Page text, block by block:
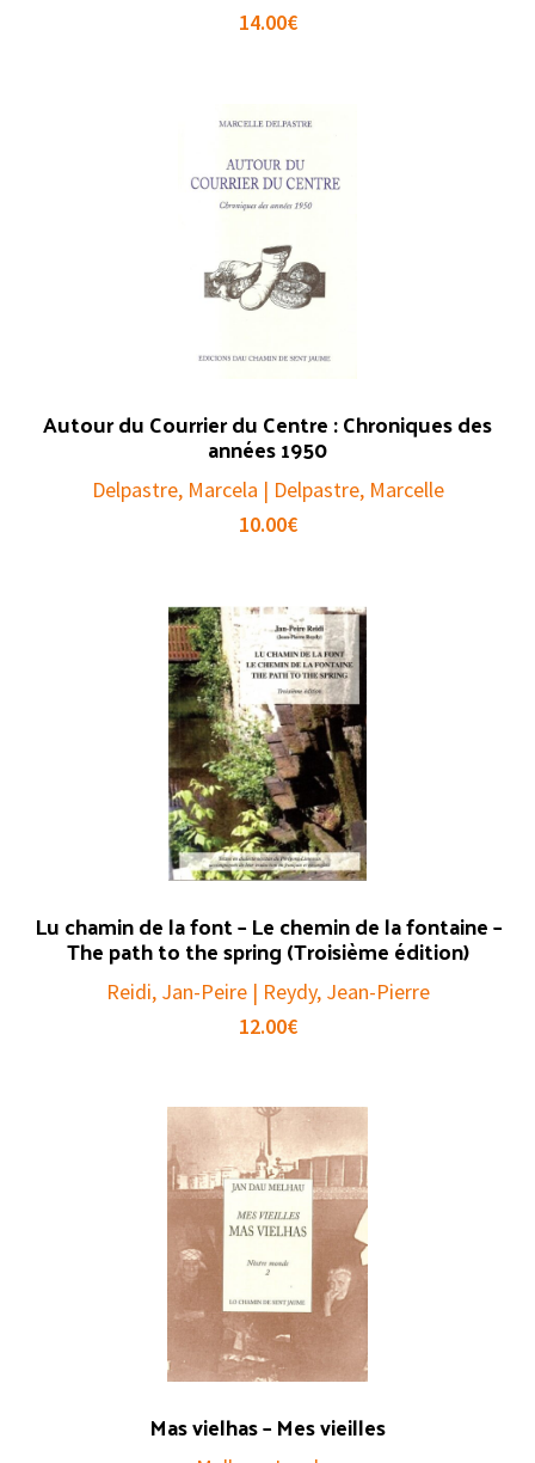
14.00€
Autour du Courrier du Centre : Chroniques des
années 1950
Delpastre, Marcela | Delpastre, Marcelle
10.00€
Lu chamin de la font – Le chemin de la fontaine –
The path to the spring (Troisième édition)
Reidi, Jan-Peire | Reydy, Jean-Pierre
12.00€
Mas vielhas – Mes vieilles